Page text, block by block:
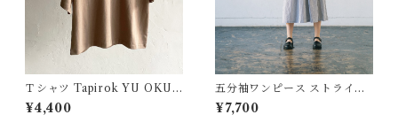
Ｔシャツ Tapirok YU OKUY
AMA 大人サイズ
¥4,400
五分袖ワンピース ストライプ
cotton gather dress stripe
112004 ALCEDO
¥7,700